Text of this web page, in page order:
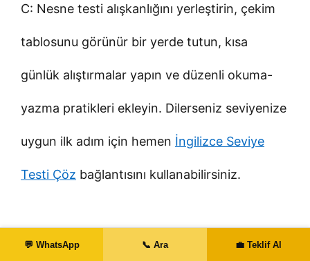
C: Nesne testi alışkanlığını yerleştirin, çekim
tablosunu görünür bir yerde tutun, kısa
günlük alıştırmalar yapın ve düzenli okuma-
yazma pratikleri ekleyin. Dilerseniz seviyenize
uygun ilk adım için hemen İngilizce Seviye
Testi Çöz bağlantısını kullanabilirsiniz.
💬 WhatsApp 📞 Ara 💼 Teklif Al